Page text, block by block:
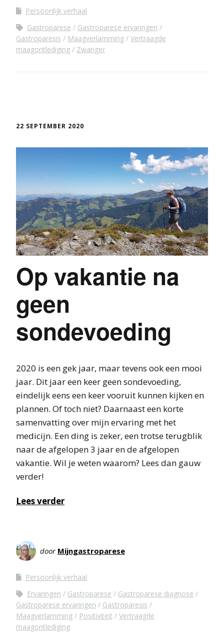
Persoonlijk verhaal
Gastroparese
Gastroparese ervaringen
Gastroparesis
Maagverlamming
Vertraagde
maagontlediging
Zwanger
22 SEPTEMBER 2020
Op vakantie na
geen
sondevoeding
2020 is een gek jaar, maar tevens ook een mooi
jaar. Dit jaar een keer geen sondevoeding,
eindelijk eens een keer vooruit kunnen kijken en
plannen. Of toch niet? Daarnaast een korte
samenvatting over mijn ervaring met het
medicijn. Een ding is zeker, een trotse terugblik
naar de afgelopen 3 jaar en de afgelopen
vakantie. Wil je weten waarom? Lees dan gauw
verder!
Lees verder
door Mijngastroparese
Persoonlijk verhaal
Ervaringen
Gastroparese
Gastroparese diagnose
Gastroparese ervaringen
Gastroparesis
Maagverlamming
Positiviteit
Vertraagde
maagontlediging